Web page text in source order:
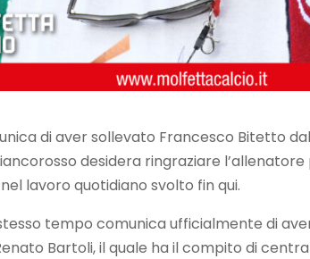
di aver sollevato Francesco Bitetto
desidera ringraziare
lavoro quotidiano svolto fin qui.
tempo comunica ufficialmente di
Bartoli, il quale ha il compito di